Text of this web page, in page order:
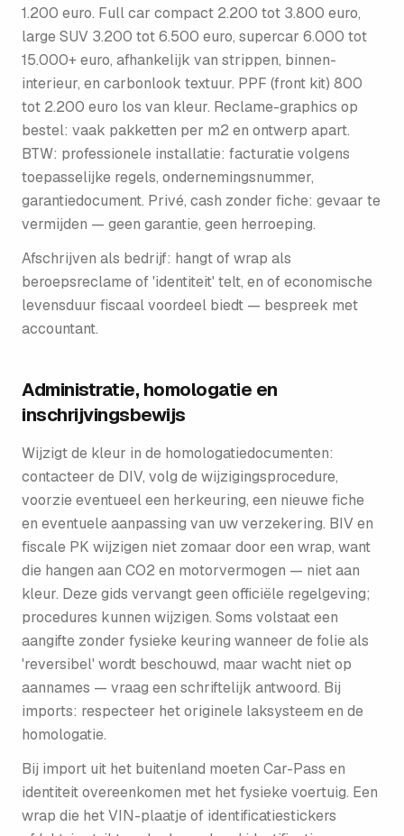
1.200 euro. Full car compact 2.200 tot 3.800 euro,
large SUV 3.200 tot 6.500 euro, supercar 6.000 tot
15.000+ euro, afhankelijk van strippen, binnen-
interieur, en carbonlook textuur. PPF (front kit) 800
tot 2.200 euro los van kleur. Reclame-graphics op
bestel: vaak pakketten per m2 en ontwerp apart.
BTW: professionele installatie: facturatie volgens
toepasselijke regels, ondernemingsnummer,
garantiedocument. Privé, cash zonder fiche: gevaar te
vermijden — geen garantie, geen herroeping.
Afschrijven als bedrijf: hangt of wrap als
beroepsreclame of 'identiteit' telt, en of economische
levensduur fiscaal voordeel biedt — bespreek met
accountant.
Administratie, homologatie en
inschrijvingsbewijs
Wijzigt de kleur in de homologatiedocumenten:
contacteer de DIV, volg de wijzigingsprocedure,
voorzie eventueel een herkeuring, een nieuwe fiche
en eventuele aanpassing van uw verzekering. BIV en
fiscale PK wijzigen niet zomaar door een wrap, want
die hangen aan CO2 en motorvermogen — niet aan
kleur. Deze gids vervangt geen officiële regelgeving;
procedures kunnen wijzigen. Soms volstaat een
aangifte zonder fysieke keuring wanneer de folie als
'reversibel' wordt beschouwd, maar wacht niet op
aannames — vraag een schriftelijk antwoord. Bij
imports: respecteer het originele laksysteem en de
homologatie.
Bij import uit het buitenland moeten Car-Pass en
identiteit overeenkomen met het fysieke voertuig. Een
wrap die het VIN-plaatje of identificatiestickers